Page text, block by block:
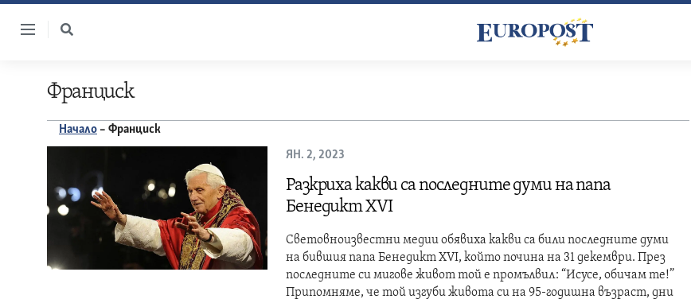
Skip
Франциск
Начало – Франциск
ЯН. 2, 2023
Разкриха какви са последните думи на папа
Бенедикт XVI
Световноизвестни медии обявиха какви са били последните думи
на бившия папа Бенедикт XVI, който почина на 31 декември. През
последните си мигове живот той е промълвил: “Исусе, обичам те!”
Припомняме, че той изгуби живота си на 95-годишна възраст, дни